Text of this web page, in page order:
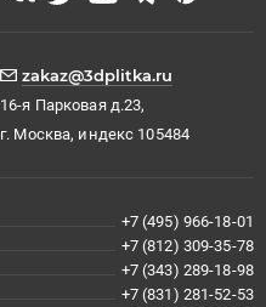
zakaz@3dplitka.ru
16-я Парковая д.23,
г. Москва, индекс 105484
+7 (495) 966-18-01
+7 (812) 309-35-78
+7 (343) 289-18-98
+7 (831) 281-52-53